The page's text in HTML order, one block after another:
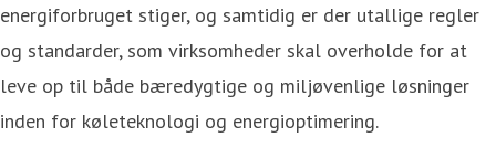
energiforbruget stiger, og samtidig er der utallige regler
og standarder, som virksomheder skal overholde for at
leve op til både bæredygtige og miljøvenlige løsninger
inden for køleteknologi og energioptimering.